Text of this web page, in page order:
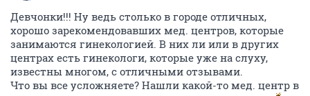
Девчонки!!! Ну ведь столько в городе отличных,
хорошо зарекомендовавших мед. центров, которые
занимаются гинекологией. В них ли или в других
центрах есть гинекологи, которые уже на слуху,
известны многом, с отличными отзывами.
Что вы все усложняете? Нашли какой-то мед. центр в